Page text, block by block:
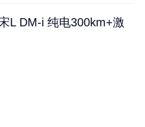
L DM-i 纯电300km+激